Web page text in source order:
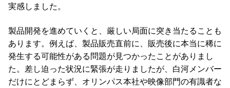
実感しました。
製品開発を進めていくと、厳しい局面に突き当たることも
あります。例えば、製品販売直前に、販売後に本当に稀に
発生する可能性がある問題が見つかったことがありまし
た。差し迫った状況に緊張が走りましたが、白河メンバー
だけにとどまらず、オリンパス本社や映像部門の有識者な